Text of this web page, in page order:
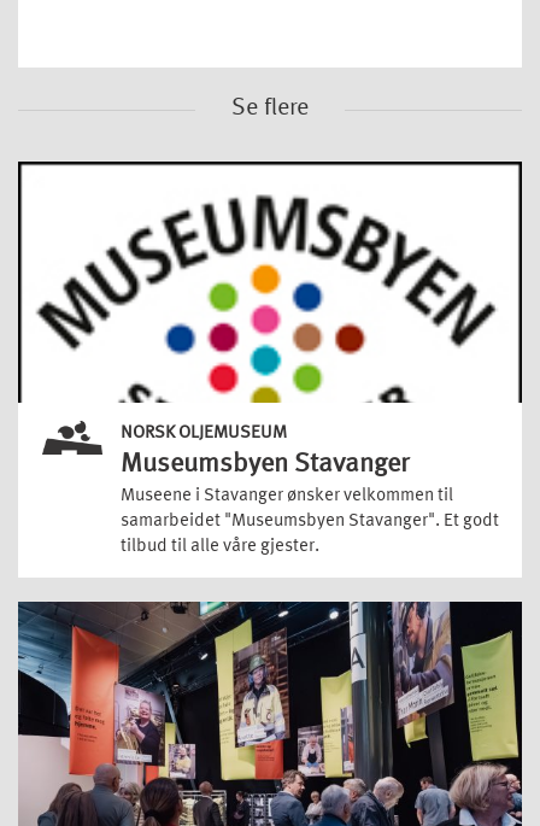
Se flere
NORSK OLJEMUSEUM
Museumsbyen Stavanger
Museene i Stavanger ønsker velkommen til
samarbeidet "Museumsbyen Stavanger". Et godt
tilbud til alle våre gjester.